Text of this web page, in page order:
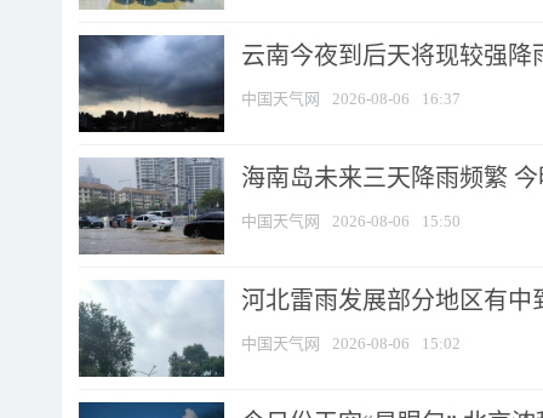
云南今夜到后天将现较强降
中国天气网 2026-08-06 16:37
海南岛未来三天降雨频繁
中国天气网 2026-08-06 15:50
河北雷雨发展部分地区有中
中国天气网 2026-08-06 15:02